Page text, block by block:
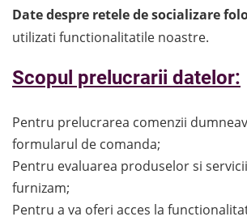
Date despre retele de socializare
utilizati functionalitatile noastre.
Scopul prelucrarii datelor:
Pentru prelucrarea comenzii
formularul de comanda;
Pentru evaluarea produselor si
furnizam;
Pentru a va oferi acces la